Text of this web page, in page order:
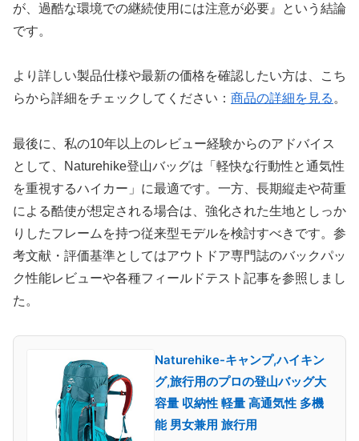
が、過酷な環境での継続使用には注意が必要』という結論
です。
より詳しい製品仕様や最新の価格を確認したい方は、こち
らから詳細をチェックしてください： 商品の詳細を見る 。
最後に、私の10年以上のレビュー経験からのアドバイス
として、Naturehike登山バッグは「軽快な行動性と通気性
を重視するハイカー」に最適です。一方、長期縦走や荷重
による酷使が想定される場合は、強化された生地としっか
りしたフレームを持つ従来型モデルを検討すべきです。参
考文献・評価基準としてはアウトドア専門誌のバックパッ
ク性能レビューや各種フィールドテスト記事を参照しまし
た。
Naturehike-キャンプ,ハイキン
グ,旅行用のプロの登山バッグ大
容量 収納性 軽量 高通気性 多機
能 男女兼用 旅行用